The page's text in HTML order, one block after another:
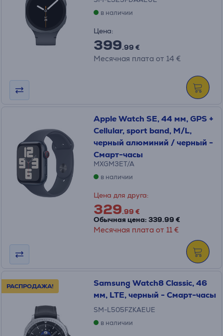
в наличии
Цена:
399.99 €
Месячная плата от 14 €
Apple Watch SE, 44 мм, GPS +
Cellular, sport band, M/L,
черный алюминий / черный -
Смарт-часы
MXGM3ET/A
в наличии
Цена для друга:
329.99 €
Обычная цена: 339.99 €
Месячная плата от 11 €
РАСПРОДАЖА!
Samsung Watch8 Classic, 46
мм, LTE, черный - Смарт-часы
SM-L505FZKAEUE
в наличии